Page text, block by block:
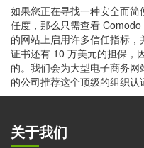
如果您正在寻找一种安全而
任度，那么只需查看
的网站上启用许多信任指标
证书还有 10 万美元的担保，
的。我们会为大型电子商务
的公司推荐这个顶级的组织认
关于我们